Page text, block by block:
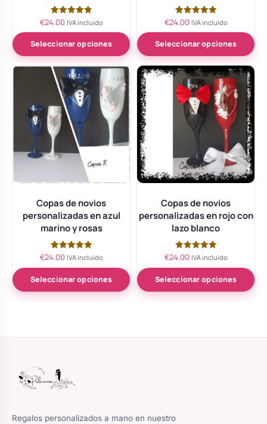
Valorado
de 5
€24.00 IVA incluido
Seleccionar opciones
Valorado
de 5
€24.00 IVA incluido
Seleccionar opciones
Copas de novios
personalizadas en azul
marino y rosas
Valorado
5.00
de 5
€24.00 IVA incluido
Seleccionar opciones
Copas de novios
personalizadas en rojo con
lazo blanco
Valorado
5.00
de 5
€24.00 IVA incluido
Seleccionar opciones
Regalos personalizados a mano en nuestro